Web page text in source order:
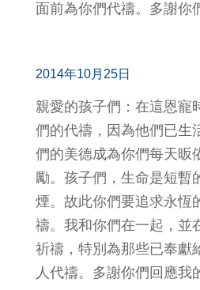
面前為你們代禱。多謝你
2014年10月25日
親愛的孩子們：在這恩寵
們的代禱，因為他們已生
們的美德成為你們每天昄
勵。孩子們，生命是短暫
煙。故此你們要追求永恆
禱。我和你們在一起，並
祈禱，特別為那些已奉獻
人代禱。多謝你們回應我